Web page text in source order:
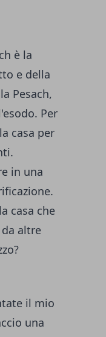
è la
e della
Pesach,
Per
casa per
in una
casa che
altre
il mio
una